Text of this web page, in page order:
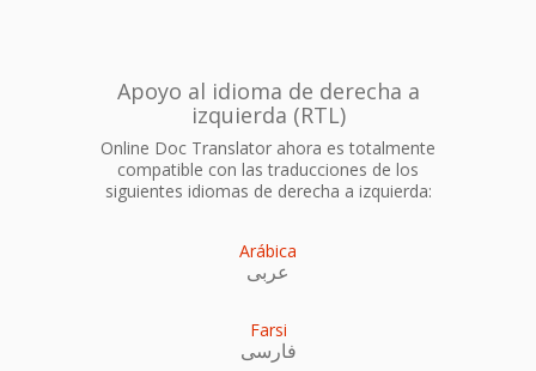
Apoyo al idioma de derecha a
izquierda (RTL)
Online Doc Translator ahora es totalmente
compatible con las traducciones de los
siguientes idiomas de derecha a izquierda:
Arábica
عربى
Farsi
فارسی